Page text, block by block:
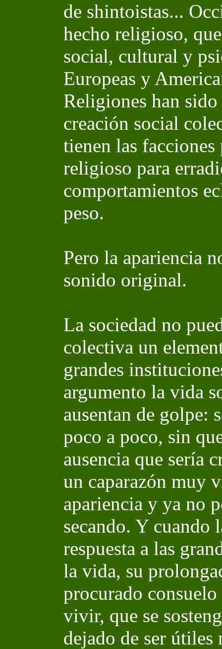
de shintoistas...
hecho religioso,
social, cultural y
Europeas y
Religiones han
creación social
tienen las
religioso para
comportamientos
peso.
Pero la apariencia
sonido original.
La sociedad no
colectiva un
grandes
argumento la vida
ausentan de golpe:
poco a poco, sin
ausencia que sería
un caparazón muy
apariencia y ya no
secando. Y cuando
respuesta a las
la vida, su
procurado
vivir, que se
dejado de ser